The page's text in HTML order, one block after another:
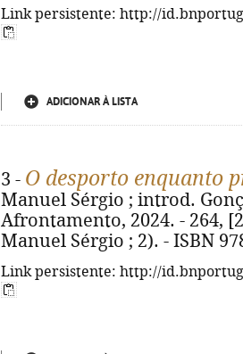
Link persistente: http://
ADICIONAR À LISTA
3 - O desporto enquanto
Manuel Sérgio ; introd.
Afrontamento, 2024. - 264,
Manuel Sérgio ; 2). - ISBN
Link persistente: http://